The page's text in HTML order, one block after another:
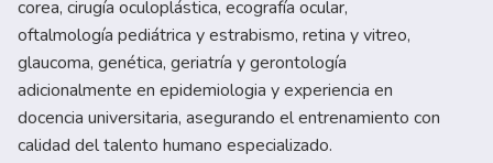
corea, cirugía oculoplástica, ecografía ocular,
oftalmología pediátrica y estrabismo, retina y vitreo,
glaucoma, genética, geriatría y gerontología
adicionalmente en epidemiologia y experiencia en
docencia universitaria, asegurando el entrenamiento con
calidad del talento humano especializado.